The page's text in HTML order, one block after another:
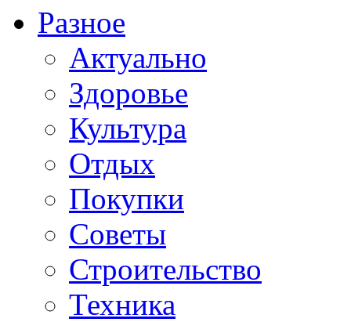
Разное
Актуально
Здоровье
Культура
Отдых
Покупки
Советы
Строительство
Техника